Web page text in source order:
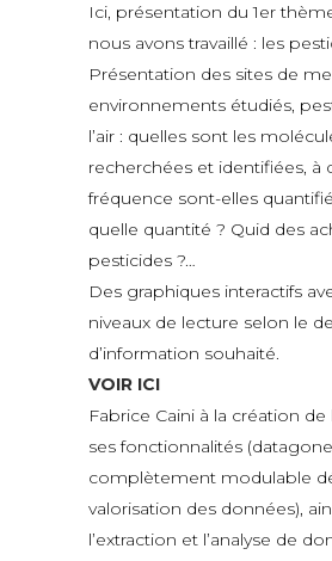
Ici, présentation du 1er
nous avons travaillé : les
Présentation des sites de
environnements étudiés,
l’air : quelles sont les
recherchées et identifiées, à
fréquence sont-elles
quelle quantité ? Quid des
pesticides ?…
Des graphiques interactifs
niveaux de lecture selon le
d’information souhaité.
VOIR ICI
Fabrice Caini à la création de
ses fonctionnalités
complètement modulable
valorisation des données),
l’extraction et l’analyse de